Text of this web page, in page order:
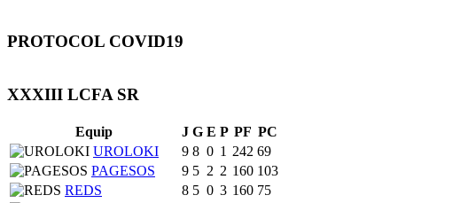
PROTOCOL COVID19
XXXIII LCFA SR
Equip J G E P PF PC
UROLOKI
9 8 0 1 242 69
PAGESOS
9 5 2 2 160 103
REDS
8 5 0 3 160 75